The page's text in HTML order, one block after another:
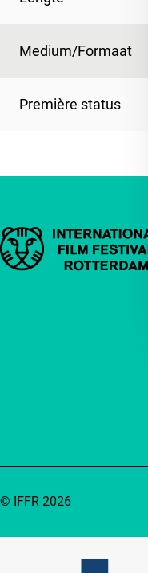
Medium/Formaat
Première status
Belangrijke links
© IFFR 2026